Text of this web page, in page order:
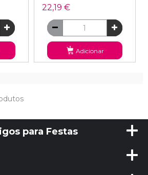
22,19 €
Adicionar
para Festas